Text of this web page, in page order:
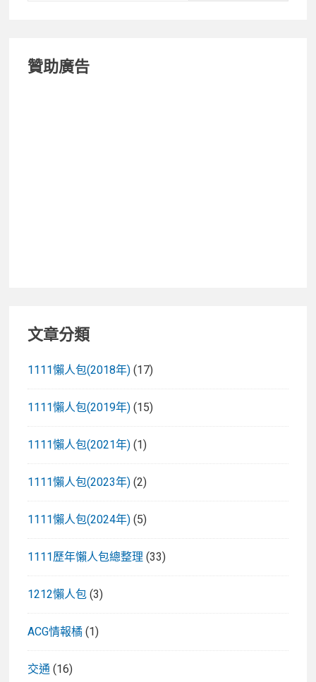
贊助廣告
文章分類
1111懶人包(2018年) (17)
1111懶人包(2019年) (15)
1111懶人包(2021年) (1)
1111懶人包(2023年) (2)
1111懶人包(2024年) (5)
1111歷年懶人包總整理 (33)
1212懶人包 (3)
ACG情報橘 (1)
交通 (16)